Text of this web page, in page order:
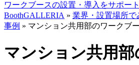
ワークブースの設置・導入をサポー
BoothGALLERIA » 業界・設置場所で
事例 » マンション共用部のワークブ
マンション共用